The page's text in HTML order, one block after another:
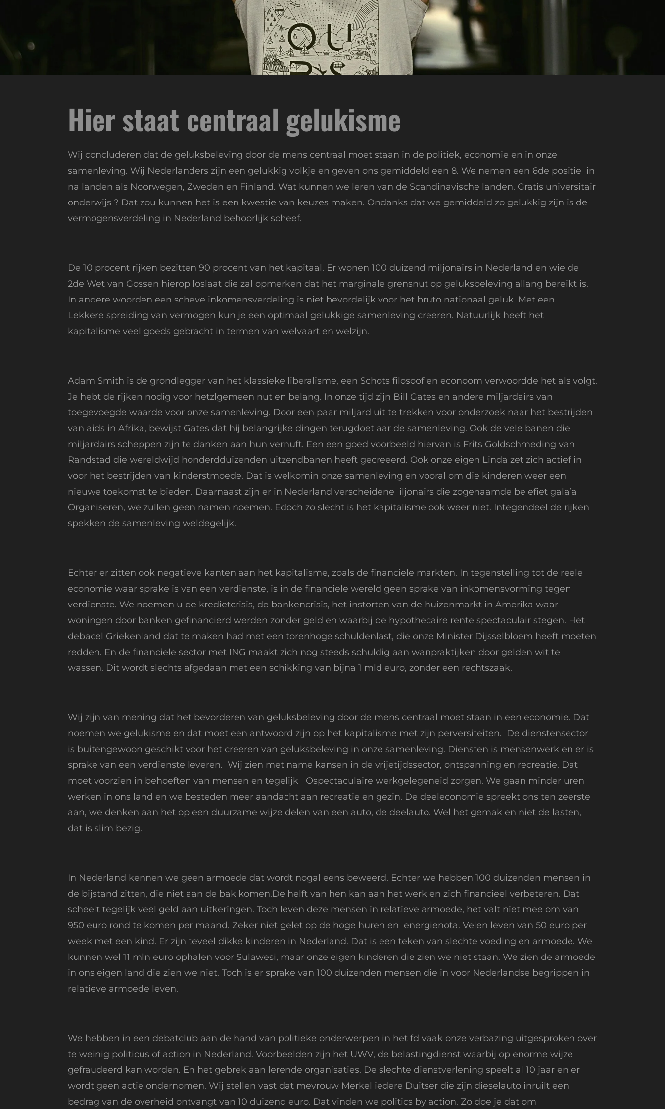
Hier staat centraal gelukisme
Wij concluderen dat de geluksbeleving door de mens centraal moet staan in de politiek, economie en in onze
samenleving. Wij Nederlanders zijn een gelukkig volkje en geven ons gemiddeld een 8. We nemen een 6de positie in
na landen als Noorwegen, Zweden en Finland. Wat kunnen we leren van de Scandinavische landen. Gratis universitair
onderwijs ? Dat zou kunnen het is een kwestie van keuzes maken. Ondanks dat we gemiddeld zo gelukkig zijn is de
vermogensverdeling in Nederland behoorlijk scheef.
De 10 procent rijken bezitten 90 procent van het kapitaal. Er wonen 100 duizend miljonairs in Nederland en wie de
2de Wet van Gossen hierop loslaat die zal opmerken dat het marginale grensnut op geluksbeleving allang bereikt is.
In andere woorden een scheve inkomensverdeling is niet bevordelijk voor het bruto nationaal geluk. Met een
Lekkere spreiding van vermogen kun je een optimaal gelukkige samenleving creeren. Natuurlijk heeft het
kapitalisme veel goeds gebracht in termen van welvaart en welzijn.
Adam Smith is de grondlegger van het klassieke liberalisme, een Schots filosoof en econoom verwoordde het als volgt.
Je hebt de rijken nodig voor hetzlgemeen nut en belang. In onze tijd zijn Bill Gates en andere miljardairs van
toegevoegde waarde voor onze samenleving. Door een paar miljard uit te trekken voor onderzoek naar het bestrijden
van aids in Afrika, bewijst Gates dat hij belangrijke dingen terugdoet aar de samenleving. Ook de vele banen die
miljardairs scheppen zijn te danken aan hun vernuft. Een een goed voorbeeld hiervan is Frits Goldschmeding van
Randstad die wereldwijd honderdduizenden uitzendbanen heeft gecreeerd. Ook onze eigen Linda zet zich actief in
voor het bestrijden van kinderstmoede. Dat is welkomin onze samenleving en vooral om die kinderen weer een
nieuwe toekomst te bieden. Daarnaast zijn er in Nederland verscheidene iljonairs die zogenaamde be efiet gala’a
Organiseren, we zullen geen namen noemen. Edoch zo slecht is het kapitalisme ook weer niet. Integendeel de rijken
spekken de samenleving weldegelijk.
Echter er zitten ook negatieve kanten aan het kapitalisme, zoals de financiele markten. In tegenstelling tot de reele
economie waar sprake is van een verdienste, is in de financiele wereld geen sprake van inkomensvorming tegen
verdienste. We noemen u de kredietcrisis, de bankencrisis, het instorten van de huizenmarkt in Amerika waar
woningen door banken gefinancierd werden zonder geld en waarbij de hypothecaire rente spectaculair stegen. Het
debacel Griekenland dat te maken had met een torenhoge schuldenlast, die onze Minister Dijsselbloem heeft moeten
redden. En de financiele sector met ING maakt zich nog steeds schuldig aan wanpraktijken door gelden wit te
wassen. Dit wordt slechts afgedaan met een schikking van bijna 1 mld euro, zonder een rechtszaak.
Wij zijn van mening dat het bevorderen van geluksbeleving door de mens centraal moet staan in een economie. Dat
noemen we gelukisme en dat moet een antwoord zijn op het kapitalisme met zijn perversiteiten. De dienstensector
is buitengewoon geschikt voor het creeren van geluksbeleving in onze samenleving. Diensten is mensenwerk en er is
sprake van een verdienste leveren. Wij zien met name kansen in de vrijetijdssector, ontspanning en recreatie. Dat
moet voorzien in behoeften van mensen en tegelijk Ospectaculaire werkgelegeneid zorgen. We gaan minder uren
werken in ons land en we besteden meer aandacht aan recreatie en gezin. De deeleconomie spreekt ons ten zeerste
aan, we denken aan het op een duurzame wijze delen van een auto, de deelauto. Wel het gemak en niet de lasten,
dat is slim bezig.
In Nederland kennen we geen armoede dat wordt nogal eens beweerd. Echter we hebben 100 duizenden mensen in
de bijstand zitten, die niet aan de bak komen.De helft van hen kan aan het werk en zich financieel verbeteren. Dat
scheelt tegelijk veel geld aan uitkeringen. Toch leven deze mensen in relatieve armoede, het valt niet mee om van
950 euro rond te komen per maand. Zeker niet gelet op de hoge huren en energienota. Velen leven van 50 euro per
week met een kind. Er zijn teveel dikke kinderen in Nederland. Dat is een teken van slechte voeding en armoede. We
kunnen wel 11 mln euro ophalen voor Sulawesi, maar onze eigen kinderen die zien we niet staan. We zien de armoede
in ons eigen land die zien we niet. Toch is er sprake van 100 duizenden mensen die in voor Nederlandse begrippen in
relatieve armoede leven.
We hebben in een debatclub aan de hand van politieke onderwerpen in het fd vaak onze verbazing uitgesproken over
te weinig politicus of action in Nederland. Voorbeelden zijn het UWV, de belastingdienst waarbij op enorme wijze
gefraudeerd kan worden. En het gebrek aan lerende organisaties. De slechte dienstverlening speelt al 10 jaar en er
wordt geen actie ondernomen. Wij stellen vast dat mevrouw Merkel iedere Duitser die zijn dieselauto inruilt een
bedrag van de overheid ontvangt van 10 duizend euro. Dat vinden we politics by action. Zo doe je dat om